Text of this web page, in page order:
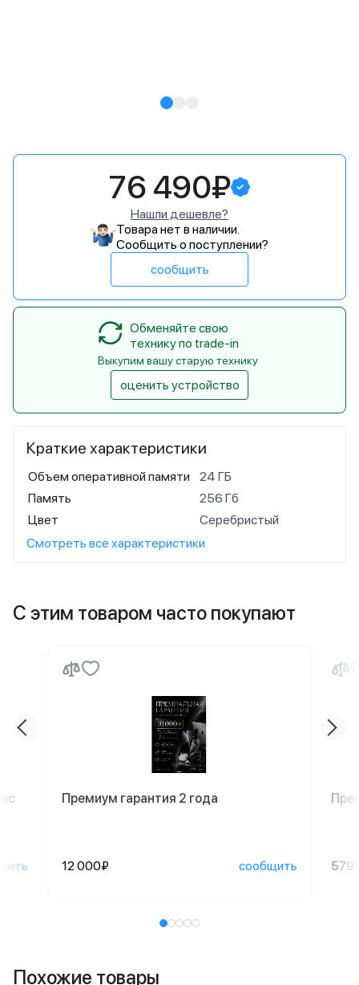
Краткие характеристики
Объем оперативной памяти
24 ГБ
Память
256 Гб
Цвет
Серебристый
Смотреть все характеристики
76 490₽
Нашли дешевле?
Товара нет в наличии.
Сообщить о поступлении?
сообщить
Обменяйте свою
технику по trade-in
Выкупим вашу старую технику
оценить устройство
С этим товаром часто покупают
Премиум гарантия 2 года
12 000₽ сообщить
Похожие товары